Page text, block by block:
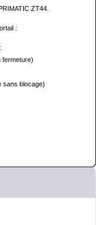
ZT44.
:
fermeture)
sans blocage)